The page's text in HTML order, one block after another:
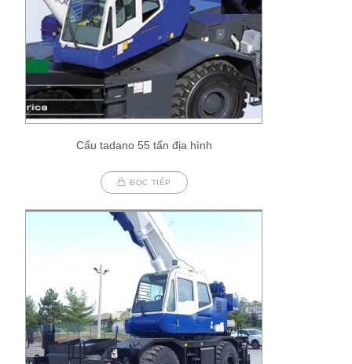
Cẩu tadano 55 tấn địa hình
ĐỌC TIẾP